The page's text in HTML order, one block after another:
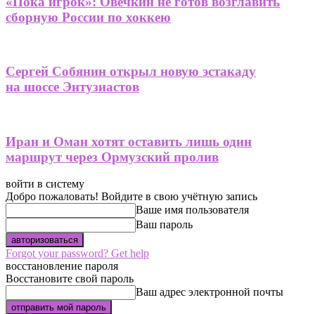
сборную России по хоккею
Сергей Собянин открыл новую эстакаду
на шоссе Энтузиастов
Иран и Оман хотят оставить лишь один
маршрут через Ормузский пролив
войти в систему
Добро пожаловать! Войдите в свою учётную запись
Ваше имя пользователя
Ваш пароль
Forgot your password? Get help
восстановление пароля
Восстановите свой пароль
Ваш адрес электронной почты